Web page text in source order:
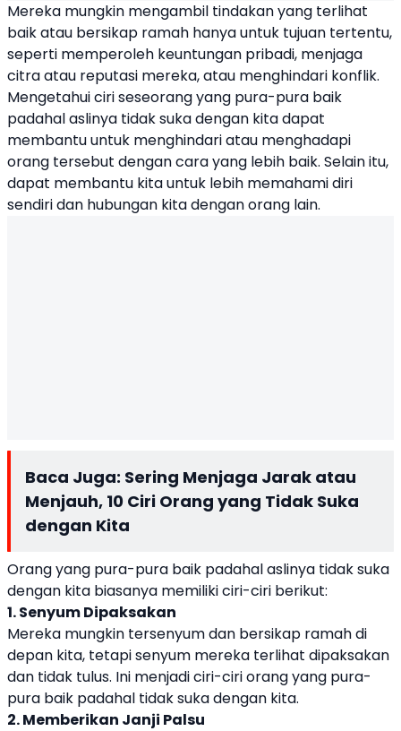
Mereka mungkin mengambil tindakan yang terlihat
baik atau bersikap ramah hanya untuk tujuan tertentu,
seperti memperoleh keuntungan pribadi, menjaga
citra atau reputasi mereka, atau menghindari konflik.
Mengetahui ciri seseorang yang pura-pura baik
padahal aslinya tidak suka dengan kita dapat
membantu untuk menghindari atau menghadapi
orang tersebut dengan cara yang lebih baik. Selain itu,
dapat membantu kita untuk lebih memahami diri
sendiri dan hubungan kita dengan orang lain.
Baca Juga: Sering Menjaga Jarak atau
Menjauh, 10 Ciri Orang yang Tidak Suka
dengan Kita
Orang yang pura-pura baik padahal aslinya tidak suka
dengan kita biasanya memiliki ciri-ciri berikut:
1. Senyum Dipaksakan
Mereka mungkin tersenyum dan bersikap ramah di
depan kita, tetapi senyum mereka terlihat dipaksakan
dan tidak tulus. Ini menjadi ciri-ciri orang yang pura-
pura baik padahal tidak suka dengan kita.
2. Memberikan Janji Palsu